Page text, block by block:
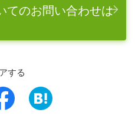
てのお問い合わせは
する